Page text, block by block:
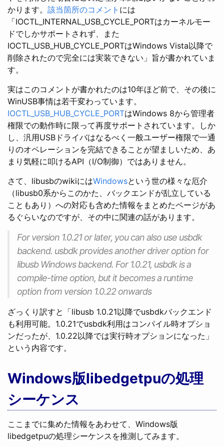
かります。 該当箇所のコメント には
「IOCTL_INTERNAL_USB_CYCLE_PORTはカーネルモー
ドでしかサポートされず、また
IOCTL_USB_HUB_CYCLE_PORTはWindows Vista以降で
削除されたので完全には実装できない」旨が書かれていま
す。
実はこのコメントが書かれたのは10年ほど前で、その後に
WinUSB事情は若干変わっています。
IOCTL_USB_HUB_CYCLE_PORTはWindows 8から管理者
権限での動作時に限って再度サポートされています。しか
し、汎用USBドライバはなるべく一般ユーザー権限で一通
りのオペレーションを完結できることが望ましいため、あ
まり気軽に叩けるAPI（I/O制御）ではありません。
さて、libusbのwikiにはWindowsという世の様々な厄介
（libusb0系からこのかた、バックエンドが乱立している
こともあり）への対応も含めた情報をまとめたページがあ
るぐらいなのですが、その中に関連の話があります。
For version 1.0.21 or later, you can also use usbdk
backend. usbdk provides another driver option for
libusb Windows backend. For 1.0.21, usbdk is a
compile-time option, but it becomes a runtime
option from version 1.0.22 onwards
ざっくり訳すと「libusb 1.0.21以降でusbdkバックエンド
も利用可能。1.0.21でusbdk利用はコンパイル時オプショ
ンだったが、1.0.22以降では実行時オプションになった」
という内容です。
Windows版libedgetpuの処理
シーケンス
ここまでに集めた情報をあわせて、Windows版
libedgetpuの処理シーケンスを推測してみます。